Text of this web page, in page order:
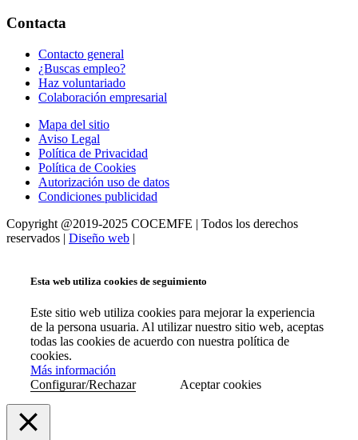
Contacta
Contacto general
¿Buscas empleo?
Haz voluntariado
Colaboración empresarial
Mapa del sitio
Aviso Legal
Política de Privacidad
Política de Cookies
Autorización uso de datos
Condiciones publicidad
Copyright @2019-2025 COCEMFE | Todos los derechos
reservados | Diseño web |
Esta web utiliza cookies de seguimiento
Este sitio web utiliza cookies para mejorar la experiencia
de la persona usuaria. Al utilizar nuestro sitio web, aceptas
todas las cookies de acuerdo con nuestra política de
cookies.
Más información
Configurar/Rechazar
Aceptar cookies